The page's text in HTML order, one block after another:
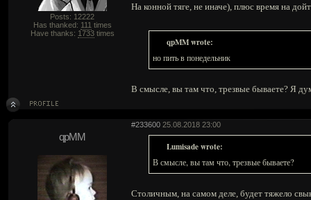
Posts: 12222
Has thanked: 111 times
Have thanks: 1733times
На конной тяге, не иначе), плюс время на
qpMM wrote:
но пить в понедельник
В смысле, вы там что, трезвые бываете? Я
#233600 25.08.2018 23:00
qpMM
Lumisade wrote:
В смысле, вы там что, трезвые бываете?
Столичным, на самом деле, будет тяжело